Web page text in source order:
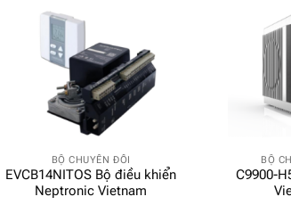
BỘ CHUYỂN ĐỔI
EVCB14NITOS Bộ điều khiển
Neptronic Vietnam
BỘ
C9900-